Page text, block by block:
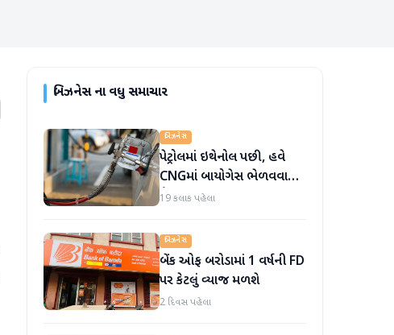
બિઝનેસના વધુ સમાચાર
બિઝનેસ
પેટ્રોલમાં ઇથેનોલ પછી, હવે
CNGમાં બાયોગેસ ભેળવવાની
તૈયારી
19 કલાક પહેલા
બિઝનેસ
બેંક ઓફ બરોડામાં 1 વર્ષની FD
પર કેટલું વ્યાજ મળશે
2 દિવસ પહેલા